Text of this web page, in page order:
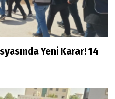
Yeni Karar! 14